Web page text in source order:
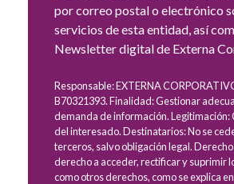
por correo postal o electrónico
servicios de esta entidad, así
Newsletter digital de Externa
Responsable: EXTERNA
B70321393. Finalidad: Gestionar
demanda de información. Legitimación:
del interesado. Destinatarios: No se
terceros, salvo obligación legal.
derecho a acceder, rectificar y suprimir
como otros derechos, como se explica